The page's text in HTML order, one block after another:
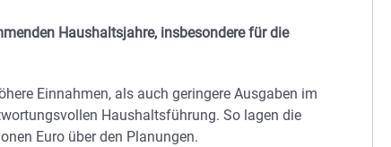
Haushaltsjahre, insbesondere für die
Einnahmen, als auch geringere Ausgaben im
Haushaltsführung. So lagen die
Euro über den Planungen.